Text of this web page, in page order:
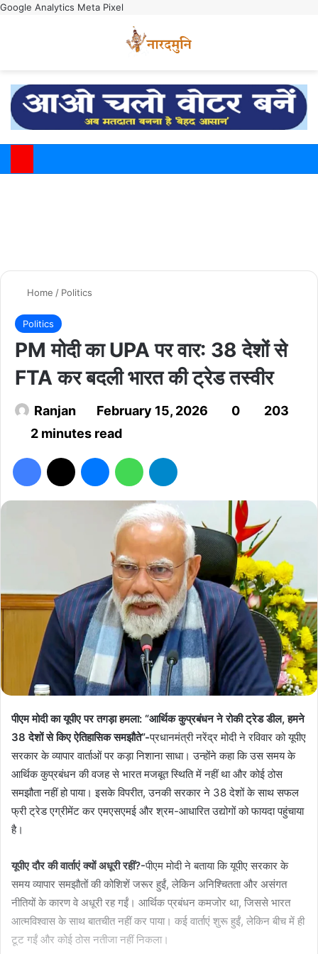
Google Analytics Meta Pixel
Home / Politics
Politics
PM मोदी का UPA पर वार: 38 देशों से
FTA कर बदली भारत की ट्रेड तस्वीर
Ranjan February 15, 2026 0
203
2 minutes read
पीएम मोदी का यूपीए पर तगड़ा हमला: “आर्थिक कुप्रबंधन ने रोकी ट्रेड डील, हमने
38 देशों से किए ऐतिहासिक समझौते”-प्रधानमंत्री नरेंद्र मोदी ने रविवार को यूपीए
सरकार के व्यापार वार्ताओं पर कड़ा निशाना साधा। उन्होंने कहा कि उस समय के
आर्थिक कुप्रबंधन की वजह से भारत मजबूत स्थिति में नहीं था और कोई ठोस
समझौता नहीं हो पाया। इसके विपरीत, उनकी सरकार ने 38 देशों के साथ सफल
फ्री ट्रेड एग्रीमेंट कर एमएसएमई और श्रम-आधारित उद्योगों को फायदा पहुंचाया
है।
यूपीए दौर की वार्ताएं क्यों अधूरी रहीं?-पीएम मोदी ने बताया कि यूपीए सरकार के
समय व्यापार समझौतों की कोशिशें जरूर हुईं, लेकिन अनिश्चितता और असंगत
नीतियों के कारण वे अधूरी रह गईं। आर्थिक प्रबंधन कमजोर था, जिससे भारत
आत्मविश्वास के साथ बातचीत नहीं कर पाया। कई वार्ताएं शुरू हुईं, लेकिन बीच में ही
टूट गईं और कोई ठोस नतीजा नहीं निकला।